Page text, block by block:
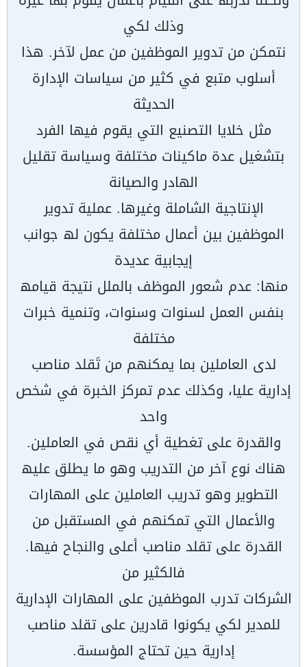
وذلك لكي
نتمكن من تدویر الموظفین من عمل لآخر. ھذا
أسلوب متبع في كثیر من سیاسات الإدارة
الحدیثة
مثل خلایا التصنیع التي یقوم فیھا الفرد
بتشغیل عدة ماكینات مختلفة وسیاسة تقلیل
الھادر والصیانة
الإنتاجیة الشاملة وغیرھا. عملیة تدویر
الموظفین بین أعمال مختلفة یكون لھ جوانب
إیجابیة عدیدة
منھا: عدم شعور الموظف بالملل نتیجة قیامھ
بنفس العمل لسنوات وسنوات، وتنمیة خبرات
مختلفة
لدى العاملین بما یمكنھم من تَقلد مناصب
إداریة علیا، وكذلك عدم تمركز الخبرة في شخص
واحد
والقدرة على تغطیة أي نقص في العاملین.
ھناك نوع آخر من التدریب وھو ما یطلق علیھ
التطویر وھو تدریب العاملین على المھارات
والأعمال التي تمكنھم في المستقبل من
القدرة على تقلد مناصب أعلى والنجاح فیھا.
فالكثیر من
الشركات تدرب الموظفین على المھارات الإداریة
للمدیر لكي یكونوا قادرین على تقلد مناصب
إداریة حین تحتاج المؤسسة.